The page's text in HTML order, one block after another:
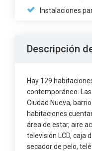
Instalaciones
Descripción
Hay 129
contemporáneo.
Ciudad Nueva,
habitaciones
área de estar, aire
televisión LCD, caja
secador de pelo,